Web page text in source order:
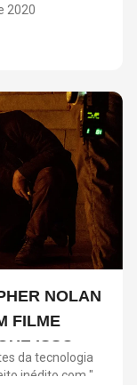
2020
NOLAN
FILME
ISSO
da tecnologia
inédito com "A